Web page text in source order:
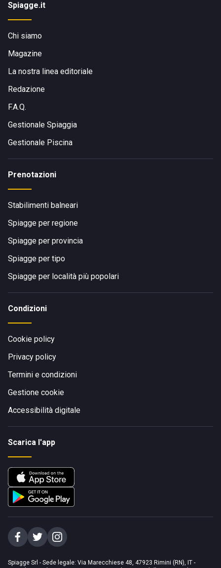
Spiagge.it
Chi siamo
Magazine
La nostra linea editoriale
Redazione
F.A.Q.
Gestionale Spiaggia
Gestionale Piscina
Prenotazioni
Stabilimenti balneari
Spiagge per regione
Spiagge per provincia
Spiagge per tipo
Spiagge per località più popolari
Condizioni
Cookie policy
Privacy policy
Termini e condizioni
Gestione cookie
Accessibilità digitale
Scarica l'app
Spiagge Srl - Sede legale: Via Marecchiese 48, 47923 Rimini (RN), IT -